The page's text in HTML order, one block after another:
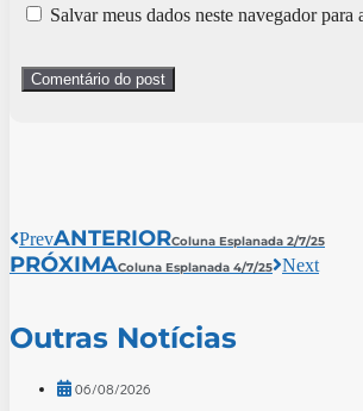
Salvar meus dados neste navegador
PrevANTERIORColuna Esplanada 2/7/25
PRÓXIMAColuna Esplanada 4/7/25 Next
Outras Notícias
06/08/2026